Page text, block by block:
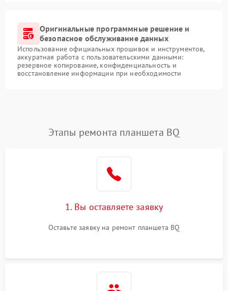
Оригинальные программные решение и
безопасное обслуживание данных
Использование официальных прошивок и инструментов,
аккуратная работа с пользовательскими данными:
резервное копирование, конфиденциальность и
восстановление информации при необходимости
Этапы ремонта планшета BQ
1. Вы оставляете заявку
Оставьте заявку на ремонт планшета BQ